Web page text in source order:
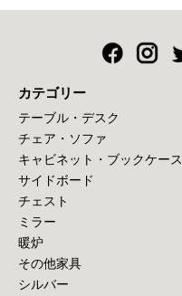
カテゴリー
テーブル・デスク
チェア・ソファ
キャビネット・ブックケース
サイドボード
チェスト
ミラー
暖炉
その他家具
シルバー